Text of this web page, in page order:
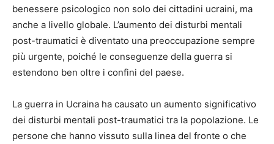
benessere psicologico non solo dei cittadini ucraini, ma
anche a livello globale. L’aumento dei disturbi mentali
post-traumatici è diventato una preoccupazione sempre
più urgente, poiché le conseguenze della guerra si
estendono ben oltre i confini del paese.
La guerra in Ucraina ha causato un aumento significativo
dei disturbi mentali post-traumatici tra la popolazione. Le
persone che hanno vissuto sulla linea del fronte o che